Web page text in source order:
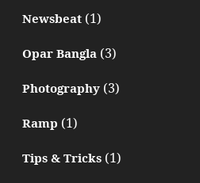
Newsbeat(1)
Opar Bangla(3)
Photography(3)
Ramp (1)
Tips & Tricks(1)